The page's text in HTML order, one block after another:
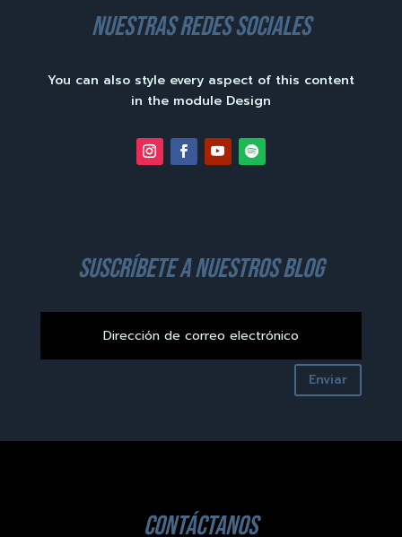
nuestras redes sociales
You can also style every aspect of this content
in the module Design
suscríbete a nuestros blog
Enviar
contáctanos